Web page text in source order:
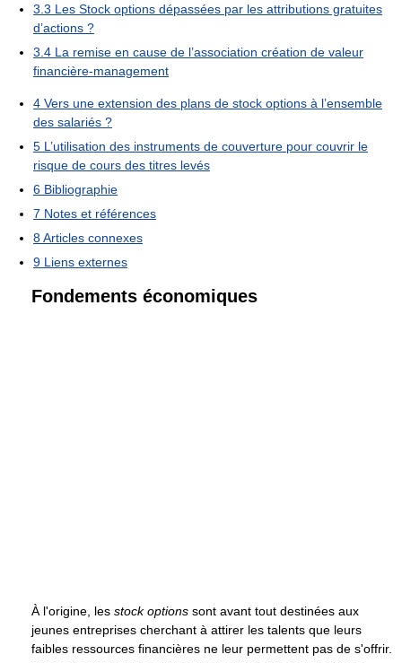
3.3 Les Stock options dépassées par les attributions gratuites
d’actions ?
3.4 La remise en cause de l’association création de valeur
financière-management
4 Vers une extension des plans de stock options à l’ensemble
des salariés ?
5 L’utilisation des instruments de couverture pour couvrir le
risque de cours des titres levés
6 Bibliographie
7 Notes et références
8Articles connexes
9 Liens externes
Fondements économiques
À l'origine, les stock options sont avant tout destinées aux
jeunes entreprises cherchant à attirer les talents que leurs
faibles ressources financières ne leur permettent pas de s'offrir.